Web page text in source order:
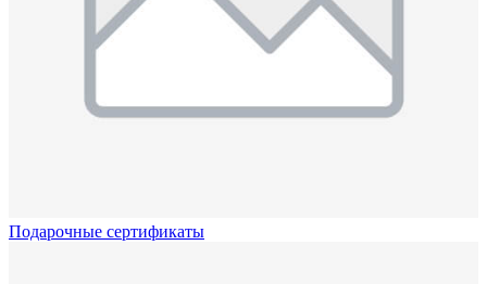
Подарочные сертификаты